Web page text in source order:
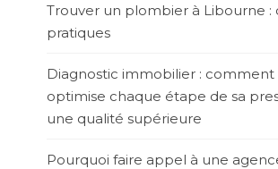
Trouver un plombier à Libourne :
pratiques
Diagnostic immobilier : comment
optimise chaque étape de sa
une qualité supérieure
Pourquoi faire appel à une